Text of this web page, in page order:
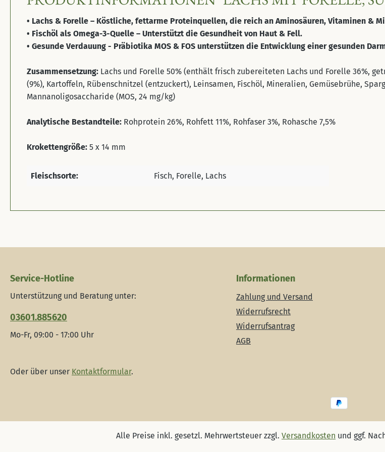
• Lachs & Forelle – Köstliche, fettarme Proteinquellen, die reich an Aminosäuren, Vitaminen &
• Fischöl als Omega-3-Quelle – Unterstützt die Gesundheit von Haut & Fell.
• Gesunde Verdauung - Präbiotika MOS & FOS unterstützen die Entwicklung einer gesunden
Zusammensetzung: Lachs und Forelle 50% (enthält frisch zubereiteten Lachs und Forelle 36%,
(9%), Kartoffeln, Rübenschnitzel (entzuckert), Leinsamen, Fischöl, Mineralien, Gemüsebrühe,
Mannanoligosaccharide (MOS, 24 mg/kg)
Analytische Bestandteile: Rohprotein 26%, Rohfett 11%, Rohfaser 3%, Rohasche 7,5%
Krokettengröße: 5 x 14 mm
Fleischsorte: Fisch, Forelle, Lachs
Service-Hotline
Unterstützung und Beratung unter:
03601.885620
Mo-Fr, 09:00 - 17:00 Uhr
Oder über unser Kontaktformular.
Informationen
Zahlung und Versand
Widerrufsrecht
Widerrufsantrag
AGB
Alle Preise inkl. gesetzl. Mehrwertsteuer zzgl. Versandkosten und ggf.